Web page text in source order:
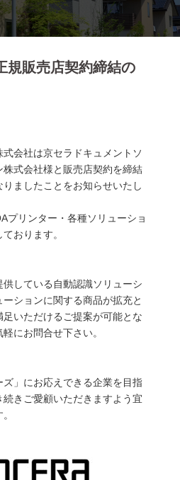
規販売店契約締結の
会社は京セラドキュメントソ
株式会社様と販売店契約を締結
ましたことをお知らせいたし
プリンター・各種ソリューショ
おります。
している自動認識ソリューシ
ションに関する商品が拡充と
いただけるご提案が可能とな
にお問合せ下さい。
」にお応えできる企業を目指
続きご愛顧いただきますよう宜